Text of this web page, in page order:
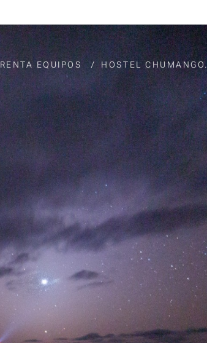
RENTA EQUIPOS HOSTEL CHUMANGO.